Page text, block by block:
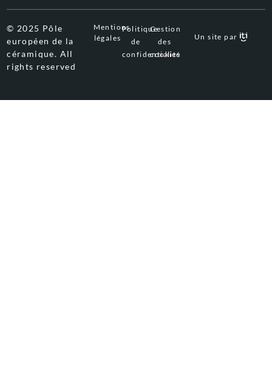
© 2025 Pôle
européen de la
céramique. All
rights reserved
Mentions
légales
Politique
de
confidentialité
Gestion
des
cookies
Un site par